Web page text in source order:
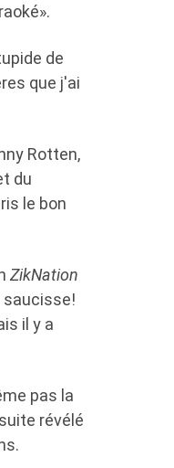
de
que j'ai
Rotten,
du
le bon
ZikNation
saucisse!
il y a
pas la
révélé